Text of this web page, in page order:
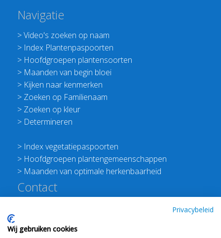
Navigatie
>Video's zoeken op naam
> Index Plantenpaspoorten
> Hoofdgroepen plantensoorten
> Maanden van begin bloei
> Kijken naar kenmerken
> Zoeken op Familienaam
> Zoeken op kleur
> Determineren
> Index vegetatiepaspoorten
> Hoofdgroepen plantengemeenschappen
> Maanden van optimale herkenbaarheid
Contact
E:info@floravannederland.nl
Privacybeleid
Wij gebruiken cookies